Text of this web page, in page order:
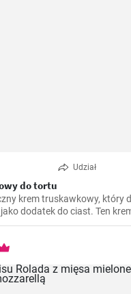
Udział
do tortu
krem truskawkowy, który
dodatek do ciast. Ten
każdemu wypiekowi.